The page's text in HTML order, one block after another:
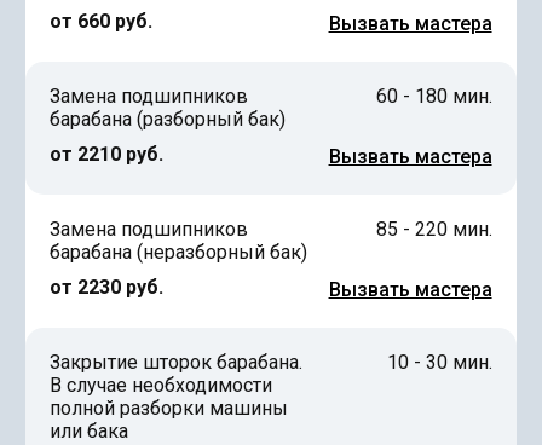
от 660 руб.
Вызвать мастера
Замена подшипников
барабана (разборный бак)
от 2210 руб.
60 - 180 мин.
Вызвать мастера
Замена подшипников
барабана (неразборный бак)
от 2230 руб.
85 - 220 мин.
Вызвать мастера
Закрытие шторок барабана.
В случае необходимости
полной разборки машины
или бака
10 - 30 мин.